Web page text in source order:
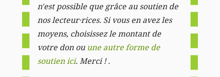
n'est possible que grâce au soutien de
nos lecteur·rices. Si vous en avez les
moyens, choisissez le montant de
votre don ou une autre forme de
soutien ici. Merci ! .